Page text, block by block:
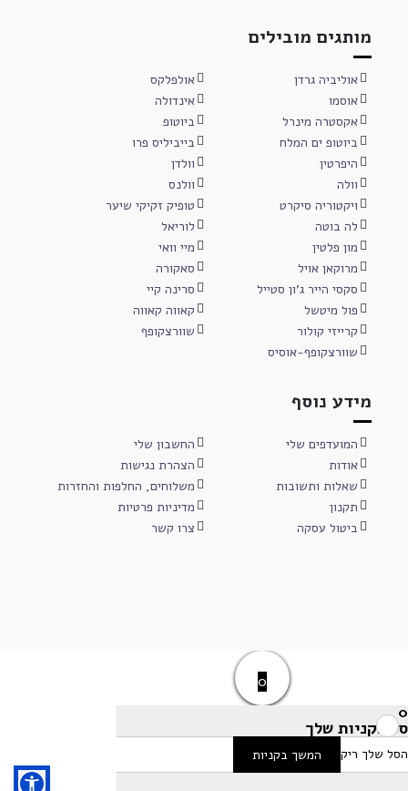
מותגים מובילים
אוליביה גרדן
אולפלקס
אוסמו
אינדולה
אקסטרה מינרל
ביוטופ
ביוטופ ים המלח
בייביליס פרו
היפרטין
וולדן
וולה
וולנס
ויקטוריה סיקרט
טופיק זקיקי שיער
לה בוטה
לוריאל
מון פלטין
מיי וואי
מרוקאן אויל
סאקורה
סקסי הייר ג'ון סטייל
סרינה קיי
פול מיטשל
קאווה קאווה
קרייזי קולור
שוורצקופף
שוורצקופף-אוסיס
מידע נוסף
המועדפים שלי
החשבון שלי
אודות
הצהרת נגישות
שאלות ותשובות
משלוחים, החלפות והחזרות
תקנון
מדיניות פרטיות
ביטול עסקה
צרו קשר
0
0
סל הקניות שלך
הסל שלך ריק המשך בקניות